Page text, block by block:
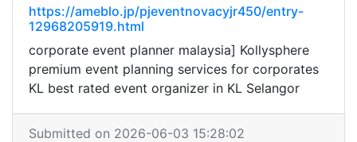
https://ameblo.jp/pjeventnovacyjr450/entry-
12968205919.html
corporate event planner malaysia] Kollysphere
premium event planning services for corporates
KL best rated event organizer in KL Selangor
Submitted on 2026-06-03 15:28:02